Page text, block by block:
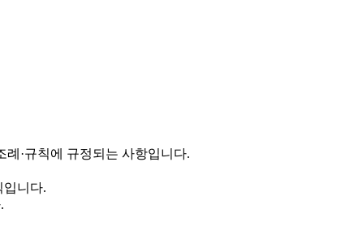
·규칙에 규정되는 사항입니다.
입니다.